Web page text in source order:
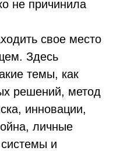
не причинила
свое место
Здесь
темы, как
решений, метод
инновации,
личные
и